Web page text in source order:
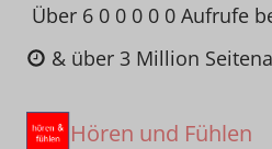
Zum
Inhalt
springen
Über 6 0 0 0 0 0 Aufrufe
& über 3 Million
Hören und Fühlen